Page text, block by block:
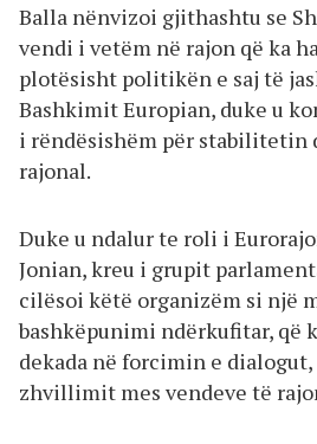
Balla nënvizoi gjithashtu se
vendi i vetëm në rajon që ka
plotësisht politikën e saj të
Bashkimit Europian, duke u
i rëndësishëm për stabilitetin
rajonal.
Duke u ndalur te roli i
Jonian, kreu i grupit
cilësoi këtë organizëm si një
bashkëpunimi ndërkufitar, që
dekada në forcimin e
zhvillimit mes vendeve të